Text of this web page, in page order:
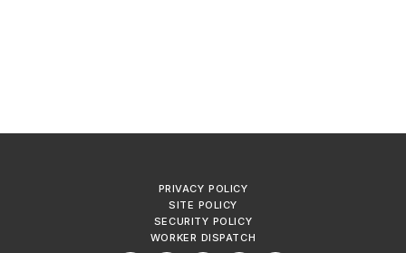
PRIVACY POLICY
SITE POLICY
SECURITY POLICY
WORKER DISPATCH